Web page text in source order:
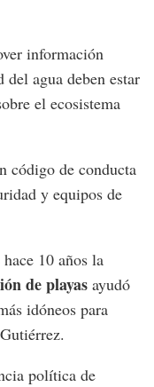
información
agua deben estar
el ecosistema
código de conducta
y equipos de
10 años la
de playas ayudó
idóneos para
política de